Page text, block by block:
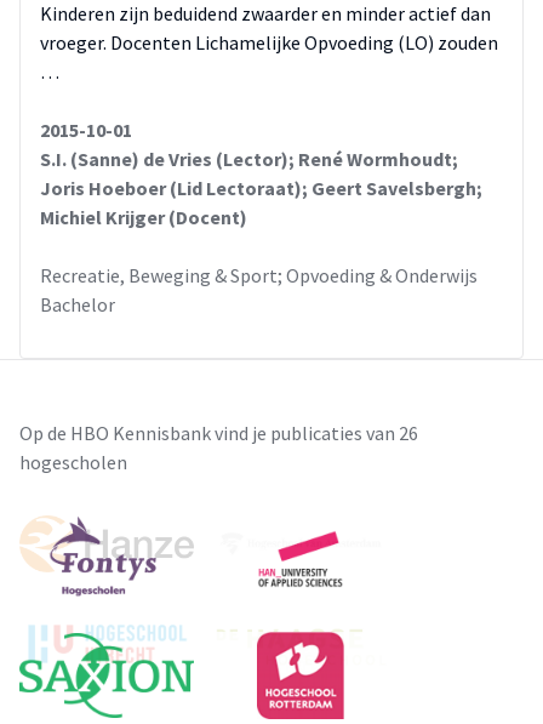
Kinderen zijn beduidend zwaarder en minder actief dan
vroeger. Docenten Lichamelijke Opvoeding (LO) zouden
…
2015-10-01
S.I. (Sanne) de Vries (Lector); René Wormhoudt;
Joris Hoeboer (Lid Lectoraat); Geert Savelsbergh;
Michiel Krijger (Docent)
Recreatie, Beweging & Sport; Opvoeding & Onderwijs
Bachelor
Op de HBO Kennisbank vind je publicaties van 26
hogescholen